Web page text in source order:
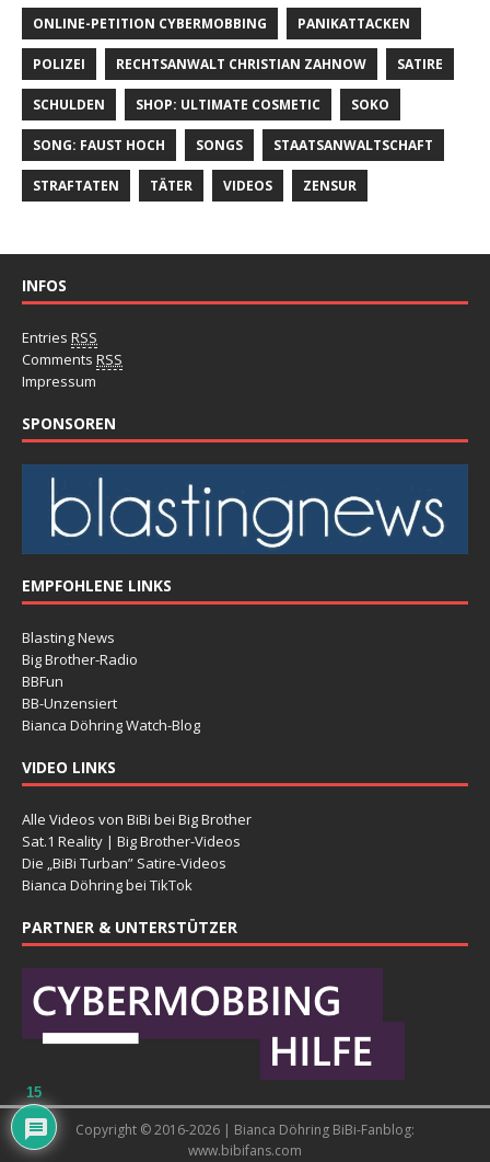
ONLINE-PETITION CYBERMOBBING PANIKATTACKEN
POLIZEI RECHTSANWALT CHRISTIAN ZAHNOW SATIRE
SCHULDEN SHOP: ULTIMATE COSMETIC SOKO
SONG: FAUST HOCH SONGS STAATSANWALTSCHAFT
STRAFTATEN TÄTER VIDEOS ZENSUR
INFOS
Entries RSS
Comments RSS
Impressum
SPONSOREN
EMPFOHLENE LINKS
Blasting News
Big Brother-Radio
BBFun
BB-Unzensiert
Bianca Döhring Watch-Blog
VIDEO LINKS
Alle Videos von BiBi bei Big Brother
Sat.1 Reality | Big Brother-Videos
Die „BiBi Turban” Satire-Videos
Bianca Döhring bei TikTok
PARTNER & UNTERSTÜTZER
Copyright © 2016-2026 | Bianca Döhring BiBi-Fanblog:
www.bibifans.com
15